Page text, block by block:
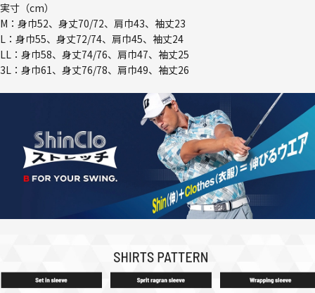
実寸（cm）
M：身巾52、身丈70/72、肩巾43、袖丈23
L：身巾55、身丈72/74、肩巾45、袖丈24
LL：身巾58、身丈74/76、肩巾47、袖丈25
3L：身巾61、身丈76/78、肩巾49、袖丈26